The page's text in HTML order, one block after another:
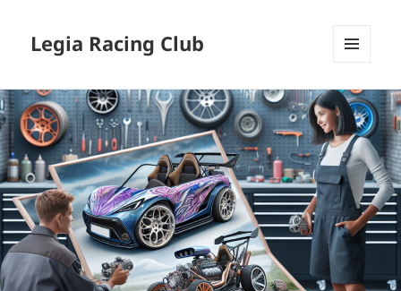
Legia Racing Club
WIDGETY